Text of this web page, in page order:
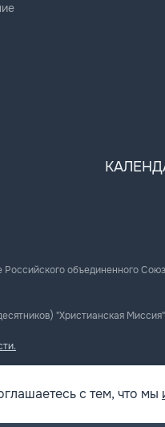
объединенного
"Христианская
с тем, что мы